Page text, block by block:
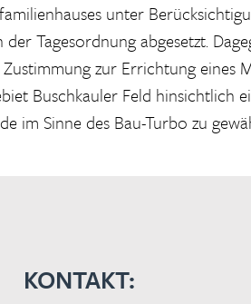
unter
Tagesordnung abgesetzt.
zur Errichtung eines
Buschkauler Feld hinsichtlich
im Sinne des Bau-Turbo zu
KONTAKT: